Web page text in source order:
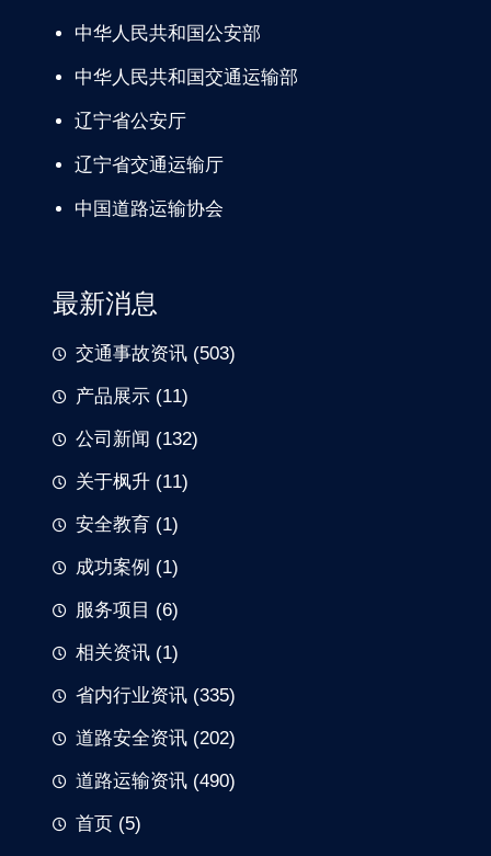
中华人民共和国公安部
中华人民共和国交通运输部
辽宁省公安厅
辽宁省交通运输厅
中国道路运输协会
最新消息
交通事故资讯 (503)
产品展示 (11)
公司新闻 (132)
关于枫升 (11)
安全教育 (1)
成功案例 (1)
服务项目 (6)
相关资讯 (1)
省内行业资讯 (335)
道路安全资讯 (202)
道路运输资讯 (490)
首页 (5)